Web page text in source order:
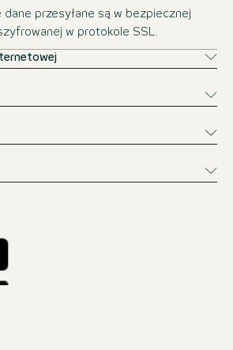
dane przesyłane są w bezpiecznej
w protokole SSL.